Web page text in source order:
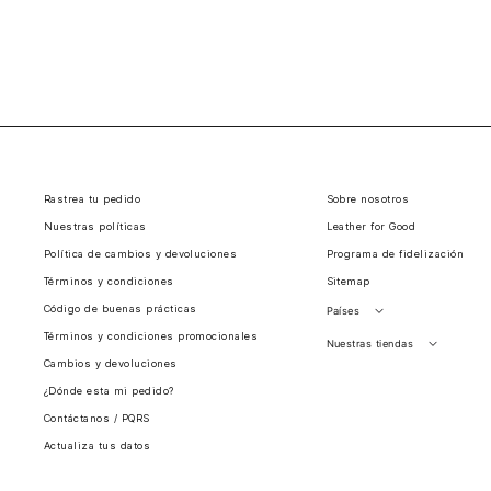
Rastrea tu pedido
Nuestras políticas
Política de cambios y devoluciones
Términos y condiciones
Código de buenas prácticas
Términos y condiciones promocionales
Cambios y devoluciones
¿Dónde esta mi pedido?
Contáctanos / PQRS
Actualiza tus datos
Sobre nosotros
Leather for Good
Programa de fidelización
Sitemap
Países
Perú
Nuestras tiendas